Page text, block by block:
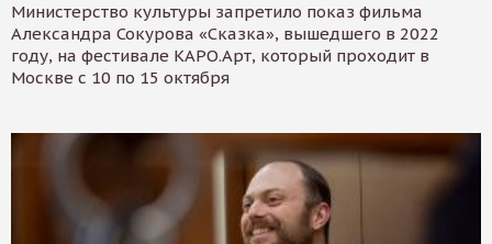
Министерство культуры запретило показ фильма
Александра Сокурова «Сказка», вышедшего в 2022
году, на фестивале КАРО.Арт, который проходит в
Москве с 10 по 15 октября